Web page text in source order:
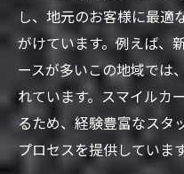
車種別の高価
買取実績から
専門スタッフ
お客様に寄り
賢い車買取を実現す
し、地元のお客様に最適
がけています。例えば、
ースが多いこの地域では
れています。スマイルカ
るため、経験豊富なスタ
プロセスを提供しています